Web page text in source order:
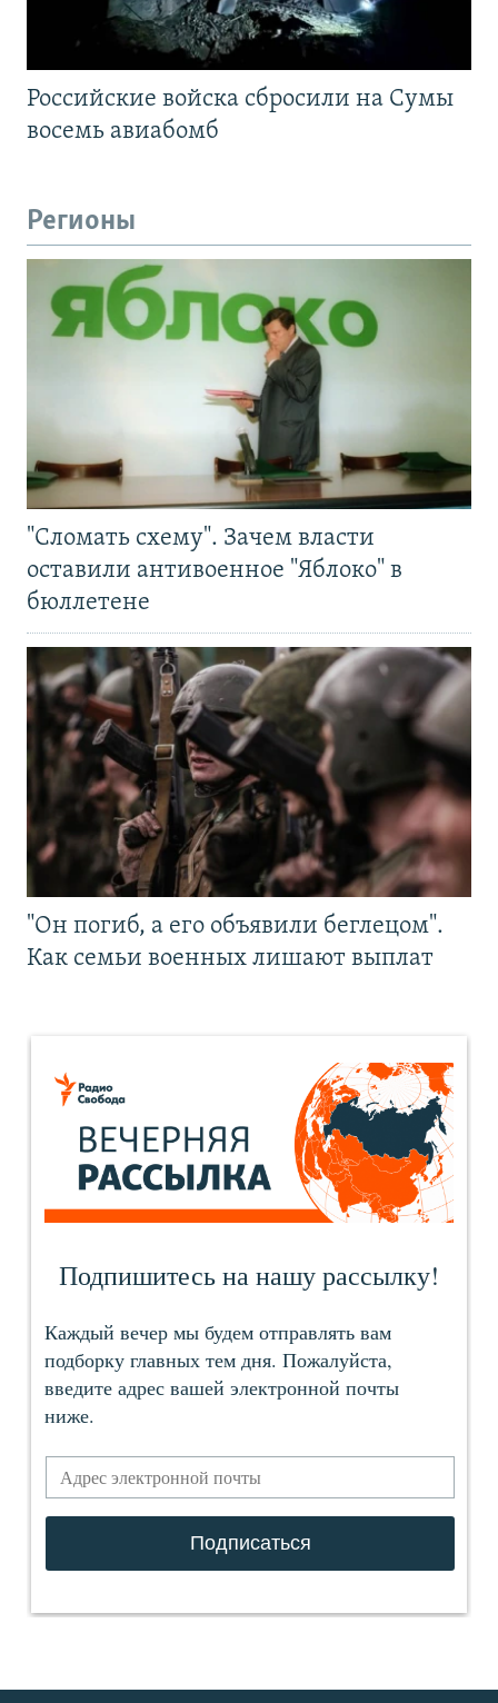
Российские войска сбросили на Сумы
восемь авиабомб
Регионы
"Сломать схему". Зачем власти
оставили антивоенное "Яблоко" в
бюллетене
"Он погиб, а его объявили беглецом".
Как семьи военных лишают выплат